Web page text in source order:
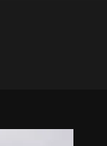
$ à 155.00 $